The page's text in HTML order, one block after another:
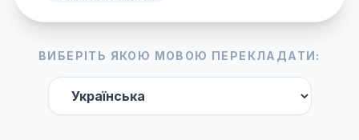
ВИБЕРІТЬ ЯКОЮ МОВОЮ ПЕРЕКЛАДАТИ: